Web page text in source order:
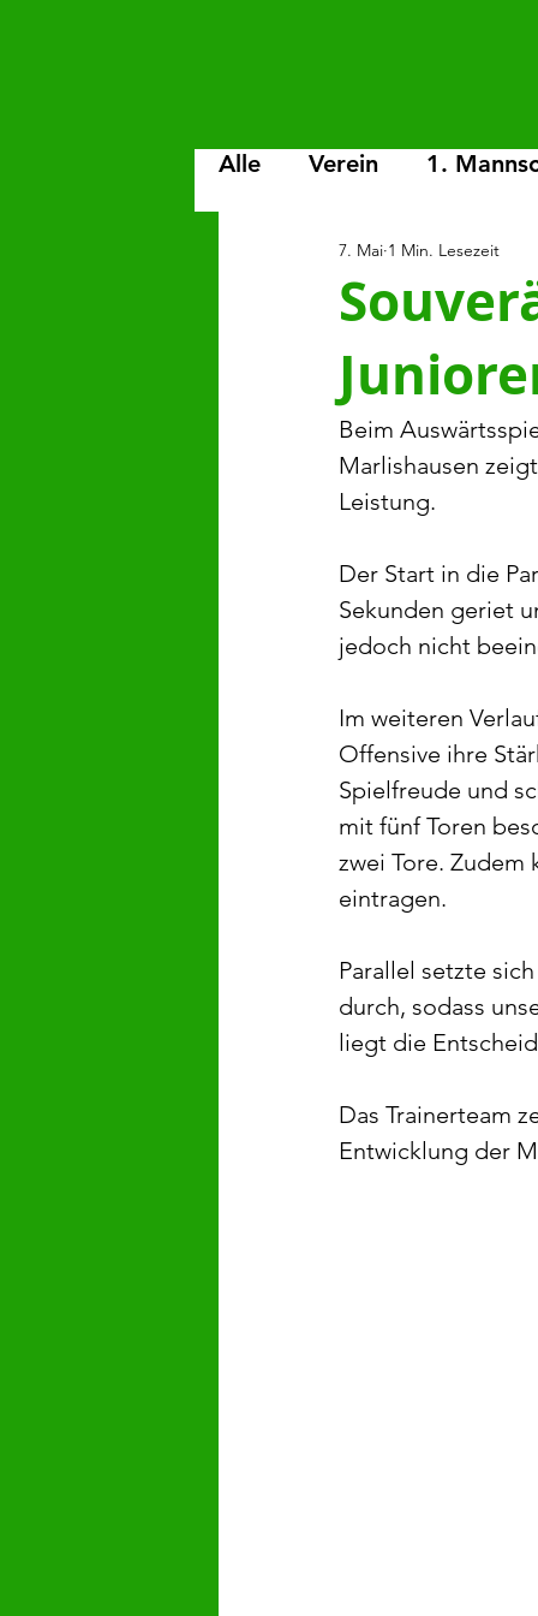
Alle Verein 1.
C-Junioren D-Junioren
G-Junioren Spiele-
7. Mai 1 Min. Lesezeit
Beim
Marlishausen
Leistung.
Der Start in die
Sekunden geriet
jedoch nicht
Im weiteren
Offensive ihre
Spielfreude und
mit fünf Toren
zwei Tore.
eintragen.
Parallel setzte
durch, sodass
liegt die
Das Trainerteam
Entwicklung der